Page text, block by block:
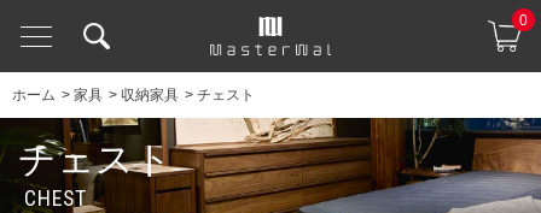
0
ホーム > 家具 > 収納家具 > チェスト
チェスト
CHEST